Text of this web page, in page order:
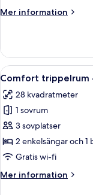
Mer information
Mer
-
dubbelsäng
Öppna
alla
foton
för
Comfort
trippelrum
-
sängar
3
Comfort trippelrum
28 kvadratmeter
1 sovrum
3 sovplatser
2 enkelsängar och
Gratis wi-fi
Mer information
Mer